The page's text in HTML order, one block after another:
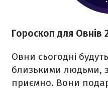
Гороскоп для Овнів
Овни сьогодні
близькими людьми,
приємно. Вони